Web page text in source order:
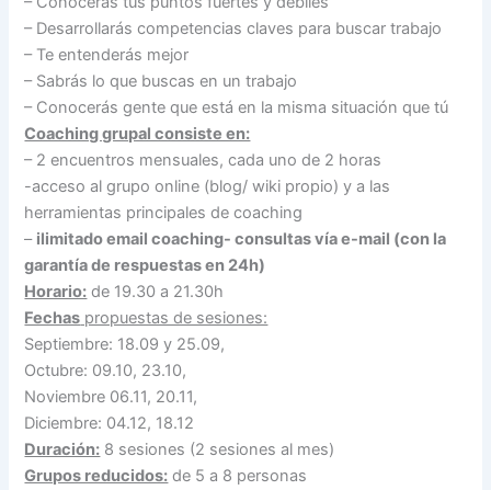
– Desarrollarás competencias claves para buscar trabajo
– Te entenderás mejor
– Sabrás lo que buscas en un trabajo
– Conocerás gente que está en la misma situación que tú
Coaching grupal consiste en:
– 2 encuentros mensuales, cada uno de 2 horas
-acceso al grupo online (blog/ wiki propio) y a las
herramientas principales de coaching
– ilimitado email coaching- consultas vía e-mail (con la
garantía de respuestas en 24h)
Horario: de 19.30 a 21.30h
Fechas propuestas de sesiones:
Septiembre: 18.09 y 25.09,
Octubre: 09.10, 23.10,
Noviembre 06.11, 20.11,
Diciembre: 04.12, 18.12
Duración: 8 sesiones (2 sesiones al mes)
Grupos reducidos: de 5 a 8 personas